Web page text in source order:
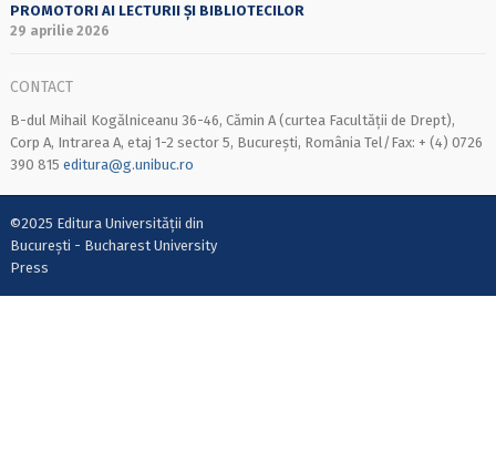
PROMOTORI AI LECTURII ȘI BIBLIOTECILOR
29 aprilie 2026
CONTACT
B-dul Mihail Kogălniceanu 36-46, Cămin A (curtea Facultății de Drept),
Corp A, Intrarea A, etaj 1-2 sector 5, București, România Tel/Fax: + (4) 0726
390 815 editura@g.unibuc.ro
©2025 Editura Universității din
București - Bucharest University
Press